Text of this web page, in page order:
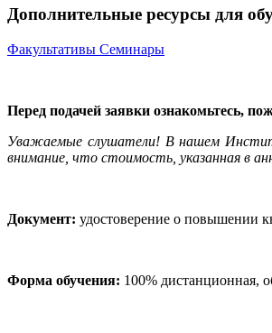
Дополнительные ресурсы для
Факультативы Семинары
Перед подачей заявки ознакомьтесь,
Уважаемые слушатели! В нашем
внимание, что стоимость, указанная в
Документ: удостоверение о повышении
Форма обучения: 100% дистанционная,